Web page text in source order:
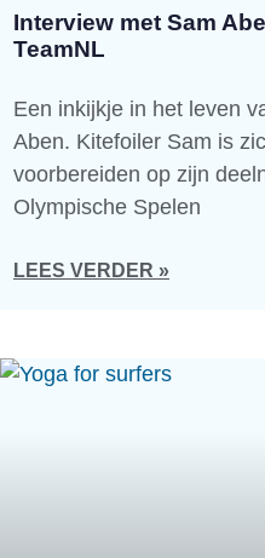
Interview met Sam
TeamNL
Een inkijkje in het leven
Aben. Kitefoiler Sam is
voorbereiden op zijn
Olympische Spelen
LEES VERDER »